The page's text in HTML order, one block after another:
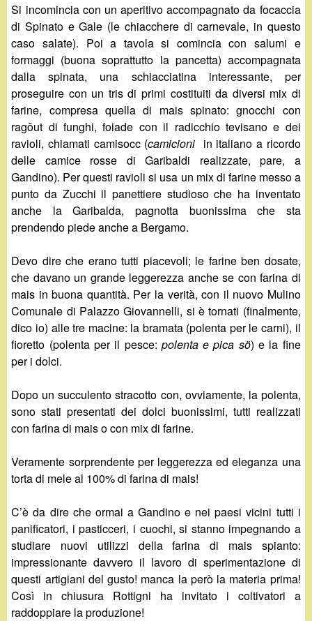
Si incomincia con un aperitivo accompagnato da focaccia
di Spinato e Gale (le chiacchere di carnevale, in questo
caso salate). Poi a tavola si comincia con salumi e
formaggi (buona soprattutto la pancetta) accompagnata
dalla spinata, una schiacciatina interessante, per
proseguire con un tris di primi costituiti da diversi mix di
farine, compresa quella di mais spinato: gnocchi con
ragôut di funghi, foiade con il radicchio tevisano e dei
ravioli, chiamati camisocc (camicioni in italiano a ricordo
delle camice rosse di Garibaldi realizzate, pare, a
Gandino). Per questi ravioli si usa un mix di farine messo a
punto da Zucchi il panettiere studioso che ha inventato
anche la Garibalda, pagnotta buonissima che sta
prendendo piede anche a Bergamo.
Devo dire che erano tutti piacevoli; le farine ben dosate,
che davano un grande leggerezza anche se con farina di
mais in buona quantità. Per la verità, con il nuovo Mulino
Comunale di Palazzo Giovannelli, si è tornati (finalmente,
dico io) alle tre macine: la bramata (polenta per le carni), il
fioretto (polenta per il pesce: polenta e pica sö) e la fine
per i dolci.
Dopo un succulento stracotto con, ovviamente, la polenta,
sono stati presentati dei dolci buonissimi, tutti realizzati
con farina di mais o con mix di farine.
Veramente sorprendente per leggerezza ed eleganza una
torta di mele al 100% di farina di mais!
C’è da dire che ormai a Gandino e nei paesi vicini tutti i
panificatori, i pasticceri, i cuochi, si stanno impegnando a
studiare nuovi utilizzi della farina di mais spianto:
impressionante davvero il lavoro di sperimentazione di
questi artigiani del gusto! manca la però la materia prima!
Così in chiusura Rottigni ha invitato i coltivatori a
raddoppiare la produzione!